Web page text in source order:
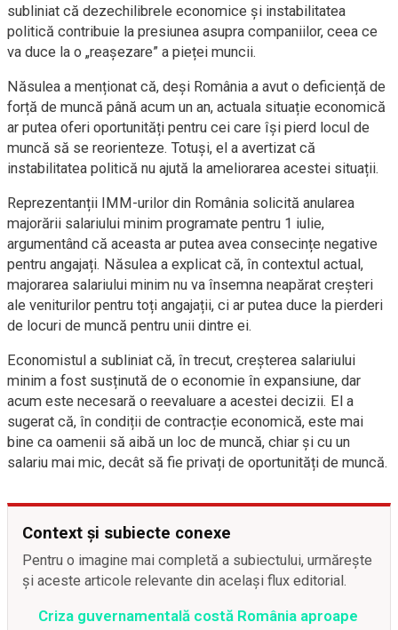
subliniat că dezechilibrele economice și instabilitatea
politică contribuie la presiunea asupra companiilor, ceea ce
va duce la o „reașezare” a pieței muncii.
Năsulea a menționat că, deși România a avut o deficiență de
forță de muncă până acum un an, actuala situație economică
ar putea oferi oportunități pentru cei care își pierd locul de
muncă să se reorienteze. Totuși, el a avertizat că
instabilitatea politică nu ajută la ameliorarea acestei situații.
Reprezentanții IMM-urilor din România solicită anularea
majorării salariului minim programate pentru 1 iulie,
argumentând că aceasta ar putea avea consecințe negative
pentru angajați. Năsulea a explicat că, în contextul actual,
majorarea salariului minim nu va însemna neapărat creșteri
ale veniturilor pentru toți angajații, ci ar putea duce la pierderi
de locuri de muncă pentru unii dintre ei.
Economistul a subliniat că, în trecut, creșterea salariului
minim a fost susținută de o economie în expansiune, dar
acum este necesară o reevaluare a acestei decizii. El a
sugerat că, în condiții de contracție economică, este mai
bine ca oamenii să aibă un loc de muncă, chiar și cu un
salariu mai mic, decât să fie privați de oportunități de muncă.
Context și subiecte conexe
Pentru o imagine mai completă a subiectului, urmărește
și aceste articole relevante din același flux editorial.
Criza guvernamentală costă România aproape